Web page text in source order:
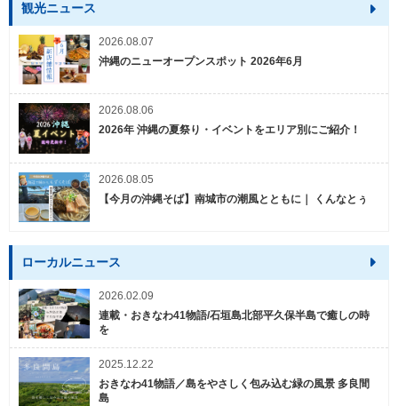
観光ニュース
2026.08.07
沖縄のニューオープンスポット 2026年6月
2026.08.06
2026年 沖縄の夏祭り・イベントをエリア別にご紹介！
2026.08.05
【今月の沖縄そば】南城市の潮風とともに｜ くんなとぅ
ローカルニュース
2026.02.09
連載・おきなわ41物語/石垣島北部平久保半島で癒しの時
を
2025.12.22
おきなわ41物語／島をやさしく包み込む緑の風景 多良間
島